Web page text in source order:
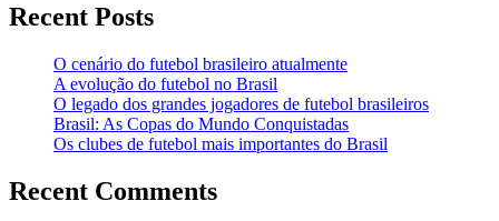
Recent Posts
O cenário do futebol brasileiro atualmente
A evolução do futebol no Brasil
O legado dos grandes jogadores de futebol brasileiros
Brasil: As Copas do Mundo Conquistadas
Os clubes de futebol mais importantes do Brasil
Recent Comments